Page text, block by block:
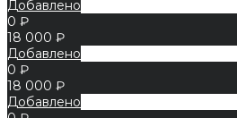
Добавлено
0 ₽
18 000 ₽
Добавлено
0 ₽
18 000 ₽
Добавлено